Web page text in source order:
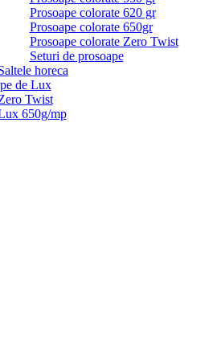
Prosoape colorate 620 gr
Prosoape colorate 650gr
Prosoape colorate Zero Twist
Seturi de prosoape
horeca
de Lux
Twist
650g/mp